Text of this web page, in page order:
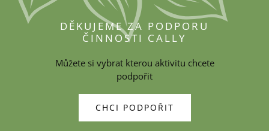
DĚKUJEME ZA PODPORU
ČINNOSTI CALLY
Můžete si vybrat kterou aktivitu chcete
podpořit
CHCI PODPOŘIT